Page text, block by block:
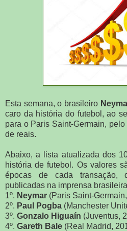
Esta semana, o brasileiro
caro da história do futebol, ao
para o Paris Saint-Germain,
de reais.
Abaixo, a lista atualizada dos
história de futebol. Os valores
épocas de cada transação,
publicadas na imprensa
1º. Neymar (Paris Saint-
2º. Paul Pogba (Manchester
3º. Gonzalo Higuaín (Juventus,
4º. Gareth Bale (Real Madrid,